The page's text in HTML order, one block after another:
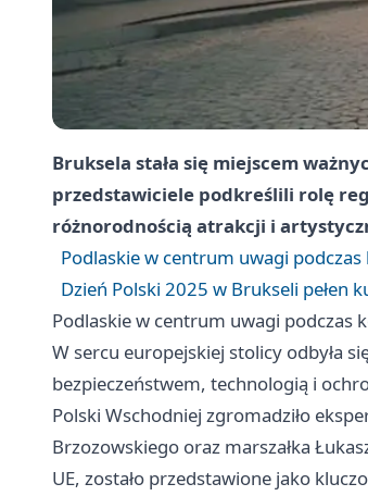
Bruksela stała się miejscem
przedstawiciele podkreślili rolę
różnorodnością atrakcji i
Podlaskie w centrum uwagi
Dzień Polski 2025 w Brukseli pełen
Podlaskie w centrum uwagi podczas
W sercu europejskiej stolicy odbyła
bezpieczeństwem, technologią i
Polski Wschodniej zgromadziło
Brzozowskiego oraz marszałka
UE, zostało przedstawione jako